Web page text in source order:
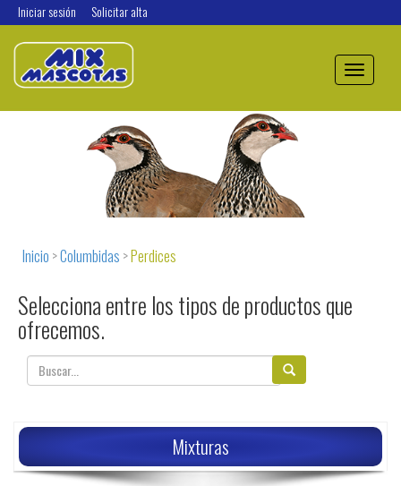
Iniciar sesión Solicitar alta
Toggle
navigation
Inicio >Columbidas >Perdices
Selecciona entre los tipos de productos que
ofrecemos.
Mixturas